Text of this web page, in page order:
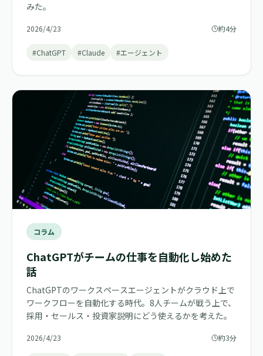
みた。
2026/4/23 約4分
#ChatGPT #Claude #エージェント
コラム
ChatGPTがチームの仕事を自動化し始めた
話
ChatGPTのワークスペースエージェントがクラウド上で
ワークフローを自動化する時代。8人チームが戦う上で、
採用・セールス・投資家説明にどう使えるかを考えた。
2026/4/23 約3分